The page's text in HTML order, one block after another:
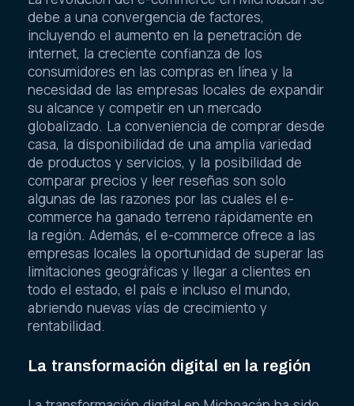
La revolución del e-commerce en Michoacán se
debe a una convergencia de factores,
incluyendo el aumento en la penetración de
internet, la creciente confianza de los
consumidores en las compras en línea y la
necesidad de las empresas locales de expandir
su alcance y competir en un mercado
globalizado. La conveniencia de comprar desde
casa, la disponibilidad de una amplia variedad
de productos y servicios, y la posibilidad de
comparar precios y leer reseñas son solo
algunas de las razones por las cuales el e-
commerce ha ganado terreno rápidamente en
la región. Además, el e-commerce ofrece a las
empresas locales la oportunidad de superar las
limitaciones geográficas y llegar a clientes en
todo el estado, el país e incluso el mundo,
abriendo nuevas vías de crecimiento y
rentabilidad.
La transformación digital en la región